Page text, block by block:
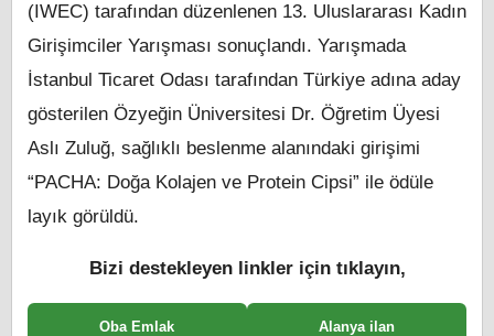
(IWEC) tarafından düzenlenen 13. Uluslararası Kadın
Girişimciler Yarışması sonuçlandı. Yarışmada
İstanbul Ticaret Odası tarafından Türkiye adına aday
gösterilen Özyeğin Üniversitesi Dr. Öğretim Üyesi
Aslı Zuluğ, sağlıklı beslenme alanındaki girişimi
“PACHA: Doğa Kolajen ve Protein Cipsi” ile ödüle
layık görüldü.
Bizi destekleyen linkler için tıklayın,
Oba Emlak Alanya ilan